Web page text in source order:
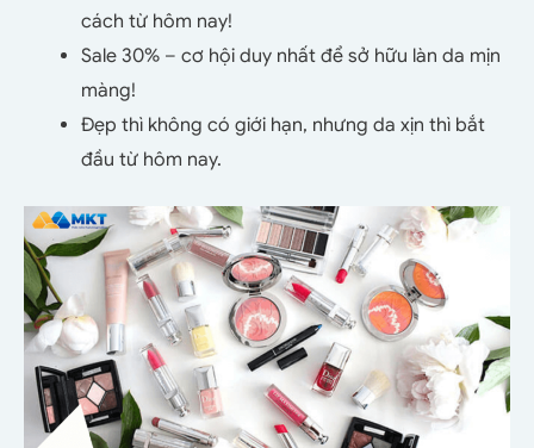
cách từ hôm nay!
Sale 30% – cơ hội duy nhất để sở hữu làn da mịn
màng!
Đẹp thì không có giới hạn, nhưng da xịn thì bắt
đầu từ hôm nay.